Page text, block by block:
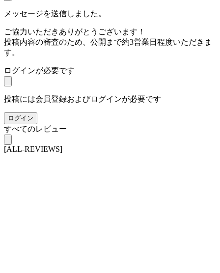
メッセージを送信しました。
ご協力いただきありがとうございます！
投稿内容の審査のため、公開まで約3営業日程度いただきま
す。
ログインが必要です
投稿には会員登録およびログインが必要です
ログイン
すべてのレビュー
[ALL-REVIEWS]